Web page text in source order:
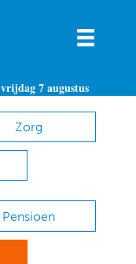
vrijdag 7 augustus
Zorg
Pensioen